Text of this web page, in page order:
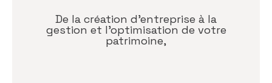
De la création d’entreprise à la
gestion et l’optimisation de votre
patrimoine,